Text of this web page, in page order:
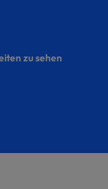
zu sehen